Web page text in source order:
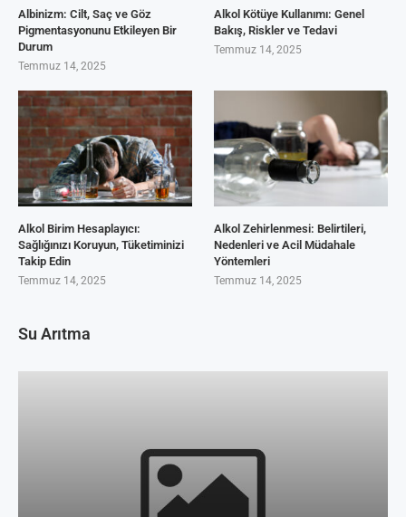
Albinizm: Cilt, Saç ve Göz
Pigmentasyonunu Etkileyen Bir
Durum
Temmuz 14, 2025
Alkol Kötüye Kullanımı: Genel
Bakış, Riskler ve Tedavi
Temmuz 14, 2025
Alkol Birim Hesaplayıcı:
Sağlığınızı Koruyun, Tüketiminizi
Takip Edin
Temmuz 14, 2025
Alkol Zehirlenmesi: Belirtileri,
Nedenleri ve Acil Müdahale
Yöntemleri
Temmuz 14, 2025
Su Arıtma